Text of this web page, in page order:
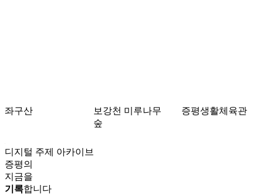
좌구산
보강천 미루나무
숲
증평생활체육관
디지털 주제 아카이브
증평의
지금을
기록합니다